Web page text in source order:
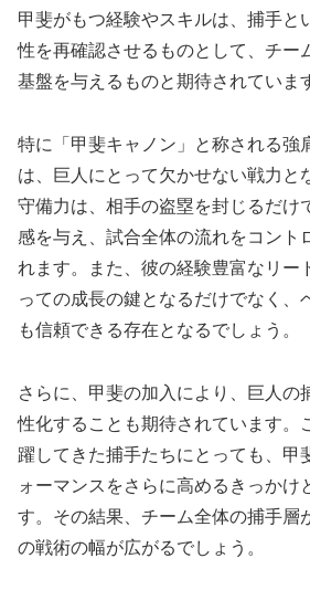
甲斐がもつ経験やスキルは、捕手と
性を再確認させるものとして、チー
基盤を与えるものと期待されていま
特に「甲斐キャノン」と称される強
は、巨人にとって欠かせない戦力と
守備力は、相手の盗塁を封じるだけ
感を与え、試合全体の流れをコント
れます。また、彼の経験豊富なリー
っての成長の鍵となるだけでなく、
も信頼できる存在となるでしょう。
さらに、甲斐の加入により、巨人の
性化することも期待されています。
躍してきた捕手たちにとっても、甲
ォーマンスをさらに高めるきっかけ
す。その結果、チーム全体の捕手層
の戦術の幅が広がるでしょう。